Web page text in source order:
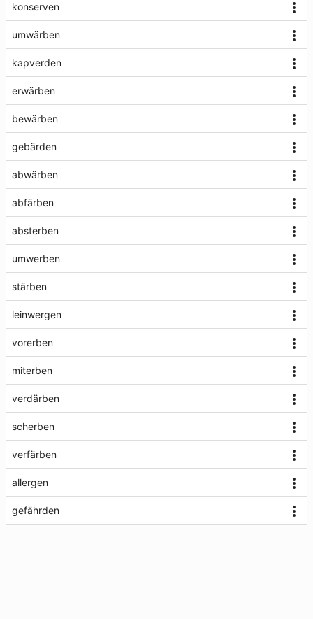
konserven
umwärben
kapverden
erwärben
bewärben
gebärden
abwärben
abfärben
absterben
umwerben
stärben
leinwergen
vorerben
miterben
verdärben
scherben
verfärben
allergen
gefährden